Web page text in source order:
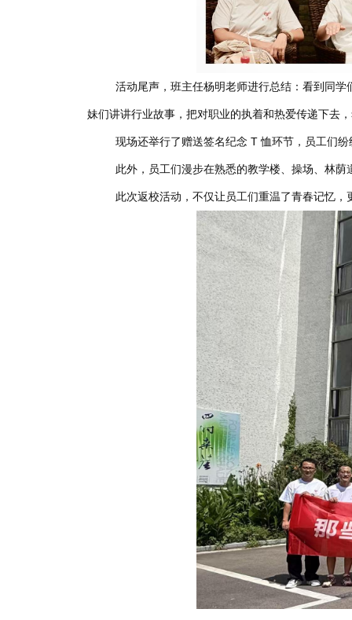
活动尾声，班主任杨明老师进行总结：看到同
妹们讲讲行业故事，把对职业的执着和热爱传递下去
现场还举行了赠送签名纪念 T 恤环节，员工们
此外，员工们漫步在熟悉的教学楼、操场、林
此次返校活动，不仅让员工们重温了青春记忆